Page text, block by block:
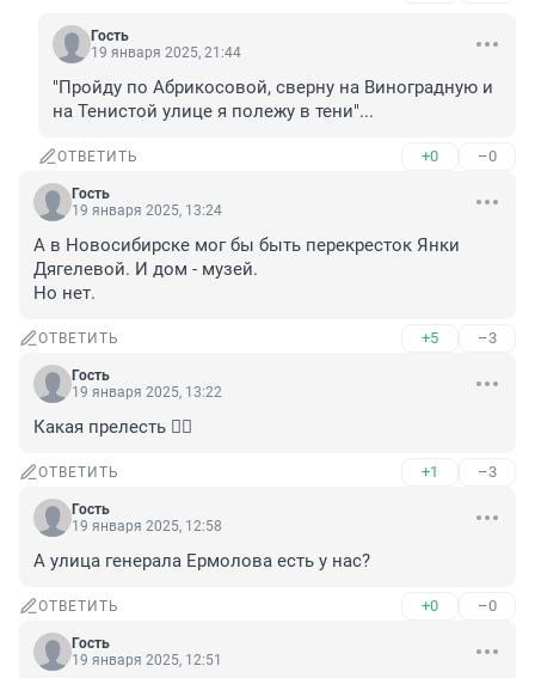
Гость
19 января 2025, 21:44
"Пройду по Абрикосовой, сверну на Виноградную и
на Тенистой улице я полежу в тени"...
ОТВЕТИТЬ +0 –0
Гость
19 января 2025, 13:24
А в Новосибирске мог бы быть перекресток Янки
Дягелевой. И дом - музей.
Но нет.
ОТВЕТИТЬ +5 –3
Гость
19 января 2025, 13:22
Какая прелесть ❤️‍🔥
ОТВЕТИТЬ +1 –3
Гость
19 января 2025, 12:58
А улица генерала Ермолова есть у нас?
ОТВЕТИТЬ +0 –0
Гость
19 января 2025, 12:51